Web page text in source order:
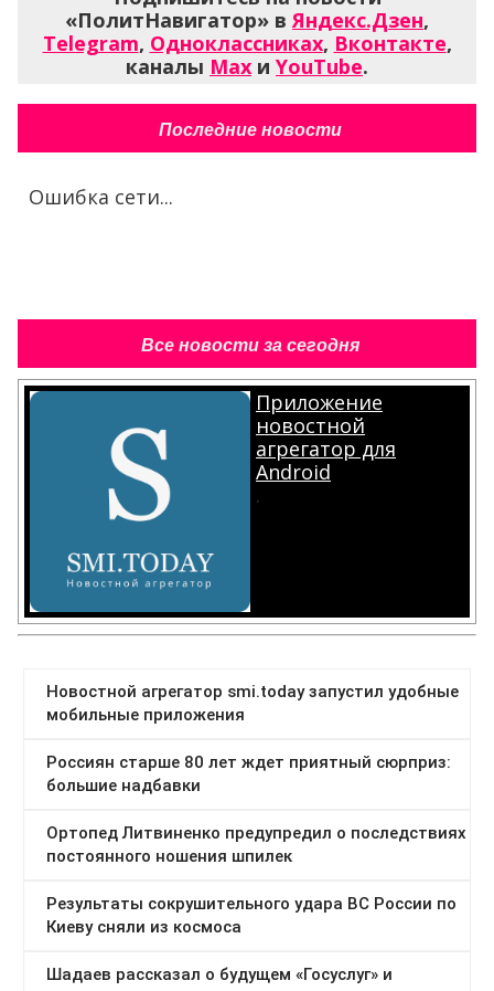
«ПолитНавигатор» в Яндекс.Дзен,
Telegram, Одноклассниках, Вконтакте,
каналы Max и YouTube.
Последние новости
Ошибка сети...
Все новости за сегодня
Приложение
новостной
агрегатор для
Android
.